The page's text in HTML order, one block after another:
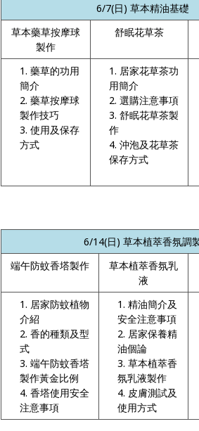
6/7(日) 草本精油基礎
草本藥草按摩球
製作
舒眠花草茶
藥草的功用
簡介
藥草按摩球
製作技巧
使用及保存
方式
居家花草茶功
用簡介
選購注意事項
舒眠花草茶製
作
沖泡及花草茶
保存方式
6/14(日) 草本植萃香氛調
端午防蚊香塔製作
草本植萃香氛乳
液
居家防蚊植物
介紹
香的種類及型
式
端午防蚊香塔
製作黃金比例
香塔使用安全
注意事項
精油簡介及
安全注意事項
居家保養精
油個論
草本植萃香
氛乳液製作
皮膚測試及
使用方式